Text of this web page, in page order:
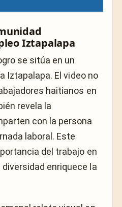
Iztapalapa
se sitúa en un
Iztapalapa. El video no
haitianos en
revela la
con la persona
laboral. Este
del trabajo en
enriquece la